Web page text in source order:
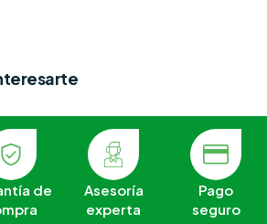
de
Asesoría
experta
Pago
seguro